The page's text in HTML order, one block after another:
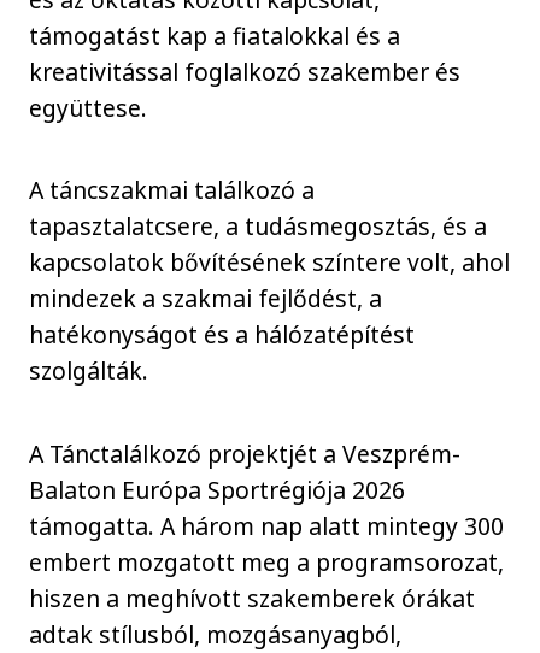
támogatást kap a fiatalokkal és a
kreativitással foglalkozó szakember és
együttese.
A táncszakmai találkozó a
tapasztalatcsere, a tudásmegosztás, és a
kapcsolatok bővítésének színtere volt, ahol
mindezek a szakmai fejlődést, a
hatékonyságot és a hálózatépítést
szolgálták.
A Tánctalálkozó projektjét a Veszprém-
Balaton Európa Sportrégiója 2026
támogatta. A három nap alatt mintegy 300
embert mozgatott meg a programsorozat,
hiszen a meghívott szakemberek órákat
adtak stílusból, mozgásanyagból,